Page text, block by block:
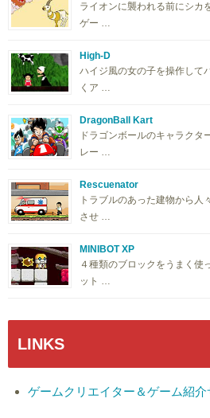
ライオンに襲われる前にシカ
ゲー …
High-D
ハイジ風の女の子を操作して
くア …
DragonBall Kart
ドラゴンボールのキャラクタ
レー …
Rescuenator
トラブルのあった建物から人
させ …
MINIBOT XP
４種類のブロックをうまく使
ット …
LINKS
ゲームクリエイター＆ゲーム紹